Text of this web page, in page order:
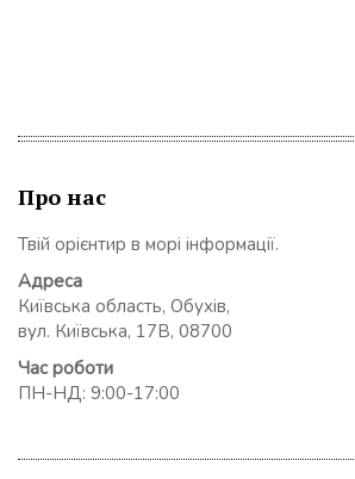
Про нас
Твій орієнтир в морі інформації.
Адреса
Київська область, Обухів,
вул. Київська, 17В, 08700
Час роботи
ПН-НД: 9:00-17:00